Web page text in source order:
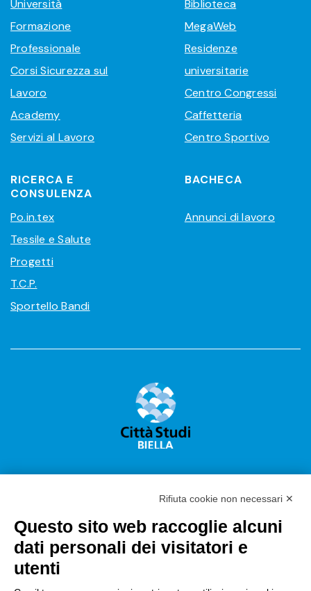
Università
Formazione
Professionale
Corsi Sicurezza sul
Lavoro
Academy
Servizi al Lavoro
Biblioteca
MegaWeb
Residenze
universitarie
Centro Congressi
Caffetteria
Centro Sportivo
RICERCA E
CONSULENZA
Po.in.tex
Tessile e Salute
Progetti
T.C.P.
Sportello Bandi
BACHECA
Annunci di lavoro
Città Studi S.p.A.
Sede Legale Corso G. Pella, 2 – 13900 Biella Italy –
Rifiuta cookie non necessari ✕
Questo sito web raccoglie alcuni
dati personali dei visitatori e
utenti